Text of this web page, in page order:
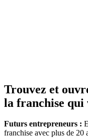
Trouvez et
la franchise qui
Futurs entrepreneurs :
franchise avec plus de 20